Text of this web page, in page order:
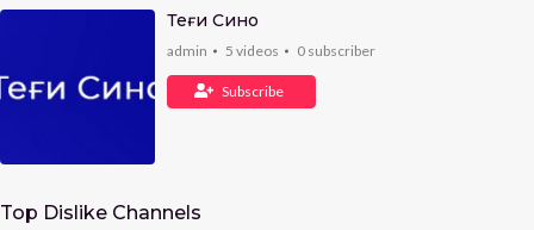
Теғи Сино
admin 5 videos 0subscriber
Subscribe
Top Dislike Channels